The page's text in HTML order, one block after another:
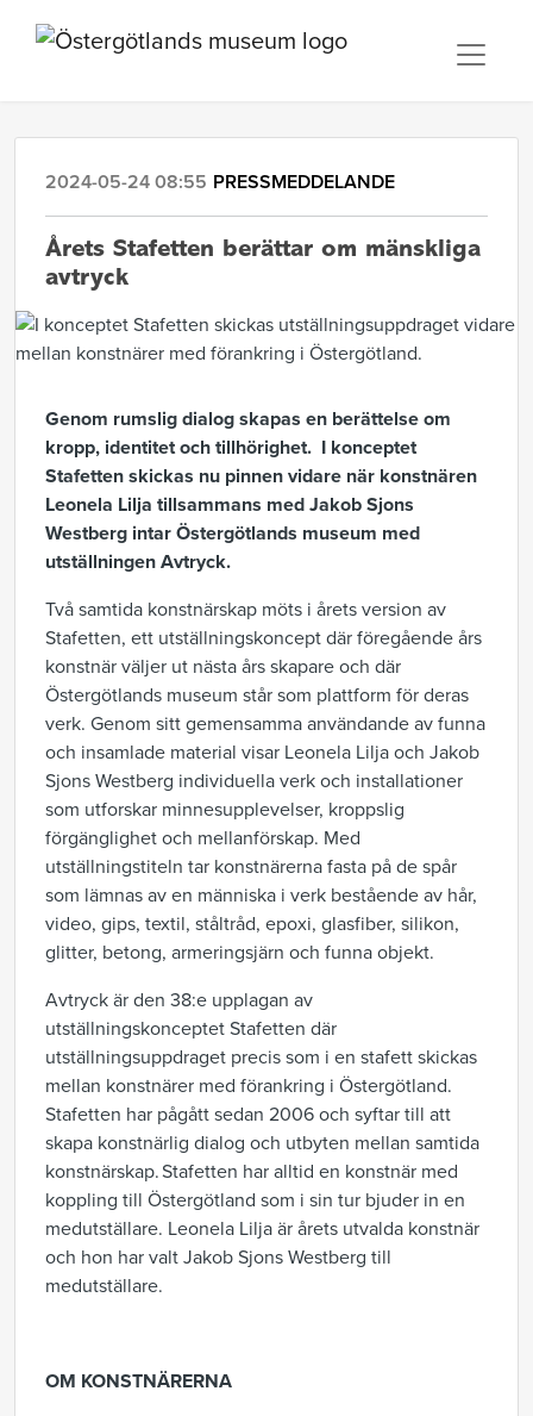
2024-05-24 08:55 PRESSMEDDELANDE
Årets Stafetten berättar om mänskliga
avtryck
Genom rumslig dialog skapas en berättelse om
kropp, identitet och tillhörighet. I konceptet
Stafetten skickas nu pinnen vidare när konstnären
Leonela Lilja tillsammans med Jakob Sjons
Westberg intar Östergötlands museum med
utställningen Avtryck.
Två samtida konstnärskap möts i årets version av
Stafetten, ett utställningskoncept där föregående års
konstnär väljer ut nästa års skapare och där
Östergötlands museum står som plattform för deras
verk. Genom sitt gemensamma användande av funna
och insamlade material visar Leonela Lilja och Jakob
Sjons Westberg individuella verk och installationer
som utforskar minnesupplevelser, kroppslig
förgänglighet och mellanförskap. Med
utställningstiteln tar konstnärerna fasta på de spår
som lämnas av en människa i verk bestående av hår,
video, gips, textil, ståltråd, epoxi, glasfiber, silikon,
glitter, betong, armeringsjärn och funna objekt.
Avtryck är den 38:e upplagan av
utställningskonceptet Stafetten där
utställningsuppdraget precis som i en stafett skickas
mellan konstnärer med förankring i Östergötland.
Stafetten har pågått sedan 2006 och syftar till att
skapa konstnärlig dialog och utbyten mellan samtida
konstnärskap. Stafetten har alltid en konstnär med
koppling till Östergötland som i sin tur bjuder in en
medutställare. Leonela Lilja är årets utvalda konstnär
och hon har valt Jakob Sjons Westberg till
medutställare.
OM KONSTNÄRERNA